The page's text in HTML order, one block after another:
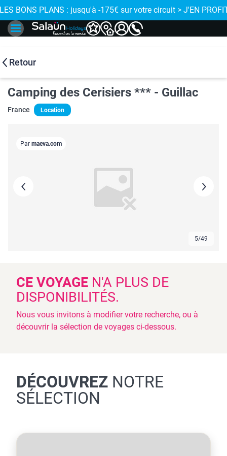
PROFITE
BONS PLANS : jusqu'à -175€ sur votre circuit > J'EN
Retour
Camping des Cerisiers *** - Guillac
France Location
6/49
Par maeva.com
CE VOYAGE N'A PLUS DE
DISPONIBILITÉS.
Nous vous invitons à modifier votre recherche, ou à
découvrir la sélection de voyages ci-dessous.
DÉCOUVREZ NOTRE
SÉLECTION